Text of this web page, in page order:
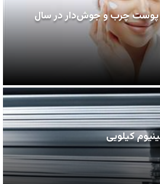
پوست چرب و جوش‌دار در سال
کیلویی